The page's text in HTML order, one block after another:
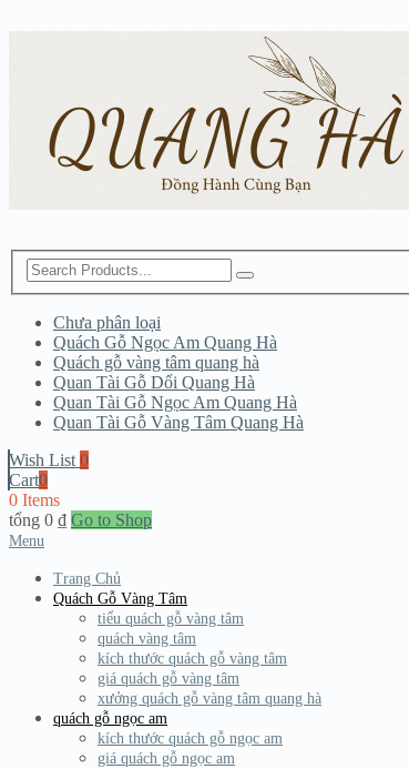
Chưa phân loại
Quách Gỗ Ngọc Am Quang Hà
Quách gỗ vàng tâm quang hà
Quan Tài Gỗ Dổi Quang Hà
Quan Tài Gỗ Ngọc Am Quang Hà
Quan Tài Gỗ Vàng Tâm Quang Hà
Wish List 0
Cart0
0 Items
tổng 0 ₫ Go to Shop
Menu
Trang Chủ
Quách Gỗ Vàng Tâm
tiểu quách gỗ vàng tâm
quách vàng tâm
kích thước quách gỗ vàng tâm
giá quách gỗ vàng tâm
xưởng quách gỗ vàng tâm quang hà
quách gỗ ngọc am
kích thước quách gỗ ngọc am
giá quách gỗ ngọc am